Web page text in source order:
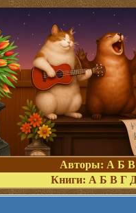
Авторы: А Б В
Книги: А Б В Г